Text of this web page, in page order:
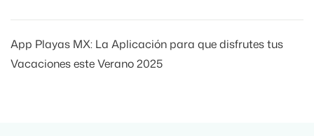
App Playas MX: La Aplicación para que disfrutes tus
Vacaciones este Verano 2025